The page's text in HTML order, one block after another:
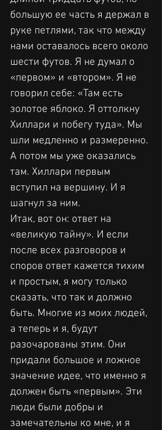
большую ее часть я держал в
руке петлями, так что между
нами оставалось всего около
шести футов. Я не думал о
«первом» и «втором». Я не
говорил себе: «Там есть
золотое яблоко. Я оттолкну
Хиллари и побегу туда». Мы
шли медленно и размеренно.
А потом мы уже оказались
там. Хиллари первым
вступил на вершину. И я
шагнул за ним.
Итак, вот он: ответ на
«великую тайну». И если
после всех разговоров и
споров ответ кажется тихим
и простым, я могу только
сказать, что так и должно
быть. Многие из моих людей,
а теперь и я, будут
разочарованы этим. Они
придали большое и ложное
значение идее, что именно я
должен быть «первым». Эти
люди были добры и
замечательны ко мне, и я